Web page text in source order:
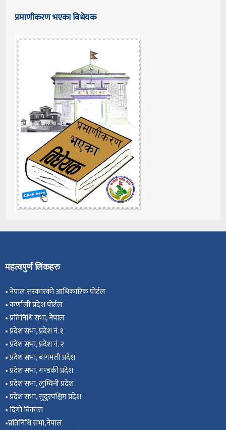
प्रमाणीकरण भएका बिधेयक
महत्वपुर्ण लिंकहरु
•नेपाल सरकारको आधिकारिक पोर्टल
•कर्णाली प्रदेश पोर्टल
•प्रतिनिधि सभा, नेपाल
•प्रदेश सभा, प्रदेश नं. १
•प्रदेश सभा, प्रदेश नं. २
•प्रदेश सभा, बागमती प्रदेश
•प्रदेश सभा, गण्डकी प्रदेश
•प्रदेश सभा, लुम्विनी प्रदेश
•प्रदेश सभा, सुदुरपश्चिम प्रदेश
•दिगो विकास
•प्रतिनिधि सभा,नेपाल